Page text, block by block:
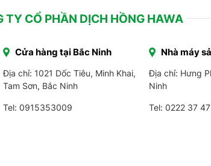
TY CỔ PHẦN DỊCH HỒNG HAWA
Cửa hàng tại Bắc Ninh
Địa chỉ: 1021 Dốc Tiêu, Minh Khai,
Tam Sơn, Bắc Ninh
Tel: 0915353009
Nhà máy
Địa chỉ: Hưng
Ninh
Tel: 0222 37